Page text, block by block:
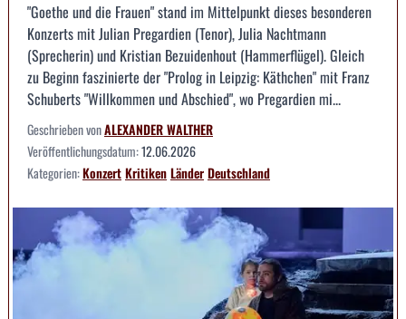
"Goethe und die Frauen" stand im Mittelpunkt dieses besonderen
Konzerts mit Julian Pregardien (Tenor), Julia Nachtmann
(Sprecherin) und Kristian Bezuidenhout (Hammerflügel). Gleich
zu Beginn faszinierte der "Prolog in Leipzig: Käthchen" mit Franz
Schuberts "Willkommen und Abschied", wo Pregardien mi...
Geschrieben vonALEXANDER WALTHER
Veröffentlichungsdatum:12.06.2026
Kategorien:KonzertKritikenLänderDeutschland